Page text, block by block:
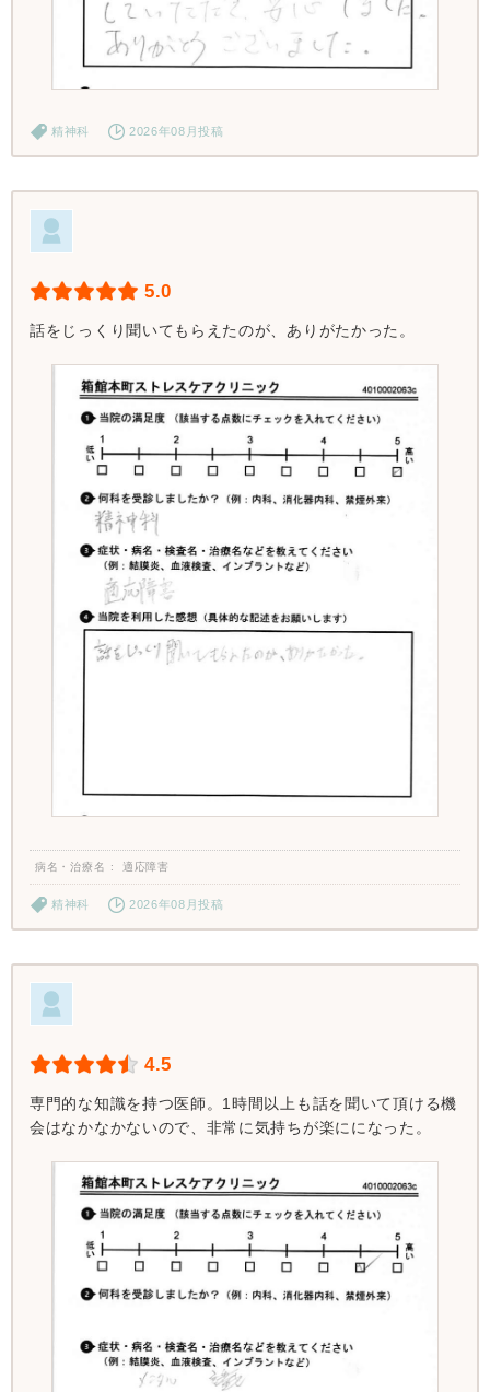
精神科 2026年08月投稿
5.0
話をじっくり聞いてもらえたのが、ありがたかった。
病名・治療名 適応障害
精神科 2026年08月投稿
4.5
専門的な知識を持つ医師。1時間以上も話を聞いて頂ける機
会はなかなかないので、非常に気持ちが楽にになった。